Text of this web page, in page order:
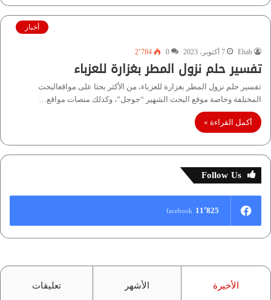
أخبار
Ehab 7 أكتوبر، 2023 0 2٬784
تفسير حلم نزول المطر بغزارة للعزباء
تفسير حلم نزول المطر بغزارة للعزباء، من الأكثر بحثا على مواقعالبحث
المختلفة وخاصة موقع البحث الشهير “جوجل”، وكذلك منصات مواقع…
أكمل القراءة »
Follow Us
11٬825 facebook
الأخيرة الأشهر تعليقات